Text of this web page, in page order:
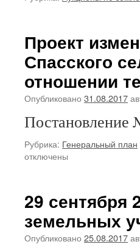
Проект
Спасского
отношении
Опубликовано 31.08.2017
Постановление
Рубрика: Генеральный план
отключены
29 сентября
земельных
Опубликовано 25.08.2017